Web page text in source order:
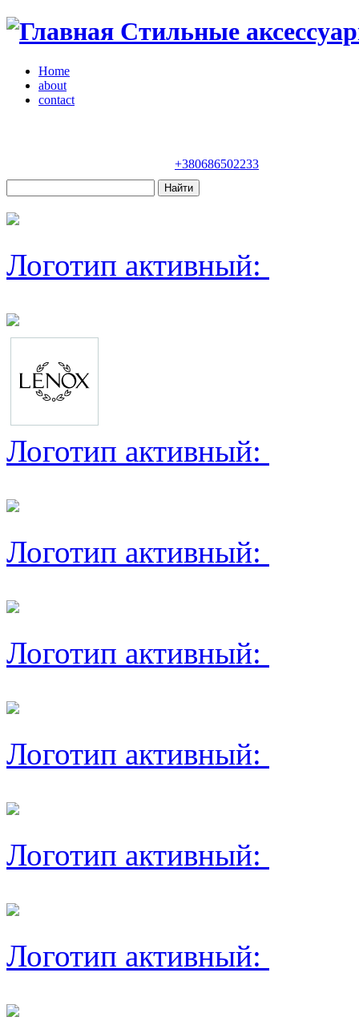
Стильные
Home
about
contact
+380686502233
Логотип активный:
Логотип активный:
Логотип активный:
Логотип активный:
Логотип активный:
Логотип активный:
Логотип активный: